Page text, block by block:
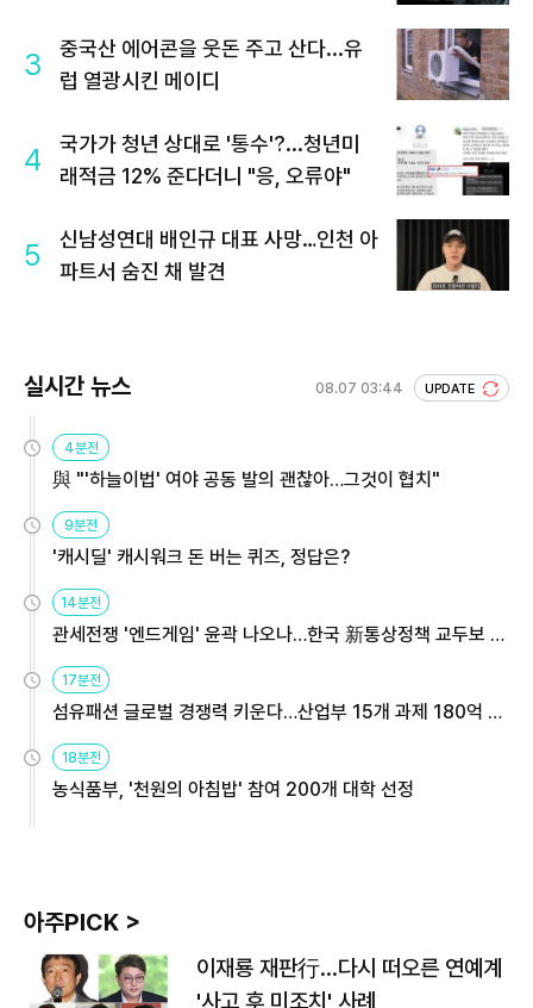
3
중국산 에어콘을 웃돈 주고 산다...유
럽 열광시킨 메이디
4
국가가 청년 상대로 '통수'?...청년미
래적금 12% 준다더니 "응, 오류야"
5
신남성연대 배인규 대표 사망…인천 아
파트서 숨진 채 발견
실시간 뉴스 08.07 03:44 UPDATE
4분전
與 "'하늘이법' 여야 공동 발의 괜찮아…그것이 협치"
9분전
'캐시딜' 캐시워크 돈 버는 퀴즈, 정답은?
14분전
관세전쟁 '엔드게임' 윤곽 나오나…한국 新통상정책 교두보 활
용해야
17분전
섬유패션 글로벌 경쟁력 키운다…산업부 15개 과제 180억 지
원
18분전
농식품부, '천원의 아침밥' 참여 200개 대학 선정
아주PICK >
이재룡 재판行…다시 떠오른 연예계
'사고 후 미조치' 사례